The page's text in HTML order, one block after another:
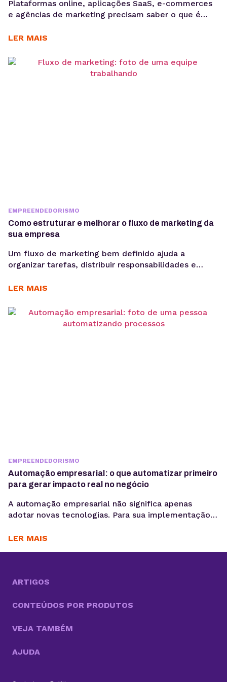
Plataformas online, aplicações SaaS, e-commerces
e agências de marketing precisam saber o que é
sensíveis, o que aumenta a exposição a riscos
uma questão jurídica, mas uma camada crítica de
arquitetura, governança e gestão de risco. Em
LER MAIS
EMPREENDEDORISMO
Como estruturar e melhorar o fluxo de marketing da
sua empresa
Um fluxo de marketing bem definido ajuda a
organizar tarefas, distribuir responsabilidades e
consistente. E o uso de ferramentas como um
ao centralizar processos de planejamento,
aprovação e publicação. Para ter bons resultados
LER MAIS
EMPREENDEDORISMO
Automação empresarial: o que automatizar primeiro
para gerar impacto real no negócio
A automação empresarial não significa apenas
adotar novas tecnologias. Para sua implementação
trabalho que reduzam tarefas repetitivas. Ou
tarefas necessárias para competir no mercado, a
LER MAIS
ARTIGOS
CONTEÚDOS POR PRODUTOS
VEJA TAMBÉM
AJUDA